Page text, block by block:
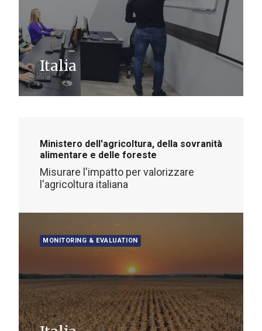
Italia
Ministero dell'agricoltura, della sovranità
alimentare e delle foreste
Misurare l'impatto per valorizzare
l'agricoltura italiana
MONITORING & EVALUATION